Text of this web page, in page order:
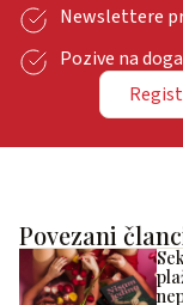
Newslettere
Pozive na
Povezani